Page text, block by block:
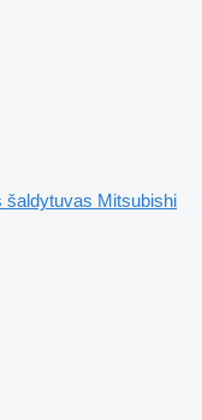
šaldytuvas Mitsubishi